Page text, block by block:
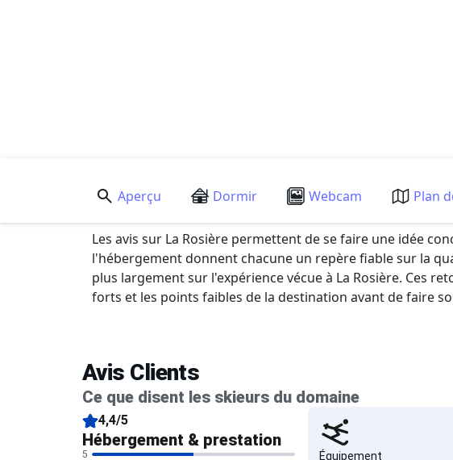
Aperçu Dormir Webcam Plan
Les avis sur La Rosière permettent de se faire une idée
l'hébergement donnent chacune un repère fiable sur la
plus largement sur l'expérience vécue à La Rosière. Ces
forts et les points faibles de la destination avant de faire
Avis Clients
Ce que disent les skieurs du domaine
4,4/5
Hébergement & prestation
5
Équipement